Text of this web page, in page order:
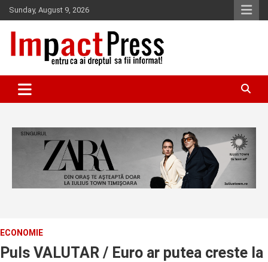
Skip
to
content
Sunday, August 9, 2026
IMPACTPRESS
ECONOMIE
Puls VALUTAR / Euro ar putea creste la